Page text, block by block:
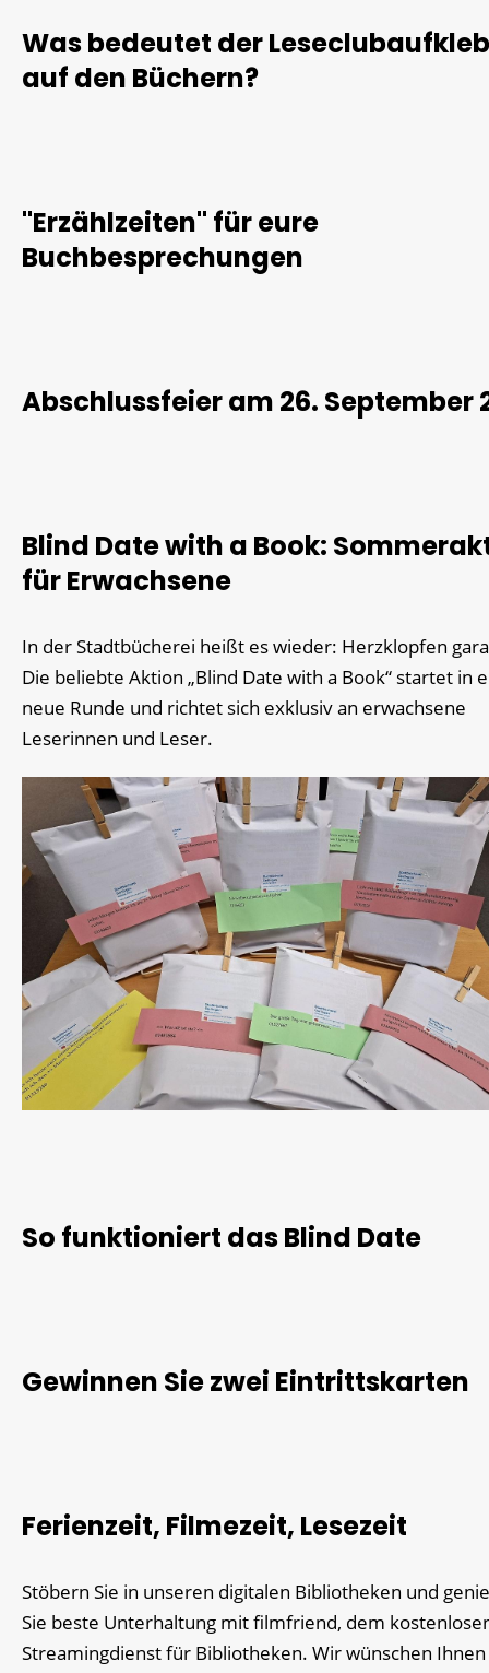
Was bedeutet der
auf den Büchern?
"Erzählzeiten" für eure
Buchbesprechungen
Abschlussfeier am 26. September
Blind Date with a Book:
für Erwachsene
In der Stadtbücherei heißt es wieder: Herzklopfen
Die beliebte Aktion „Blind Date with a Book“ startet in
neue Runde und richtet sich exklusiv an erwachsene
Leserinnen und Leser.
So funktioniert das Blind Date
Gewinnen Sie zwei Eintrittskarten
Ferienzeit, Filmezeit, Lesezeit
Stöbern Sie in unseren digitalen Bibliotheken und
Sie beste Unterhaltung mit filmfriend, dem
Streamingdienst für Bibliotheken. Wir wünschen Ihnen